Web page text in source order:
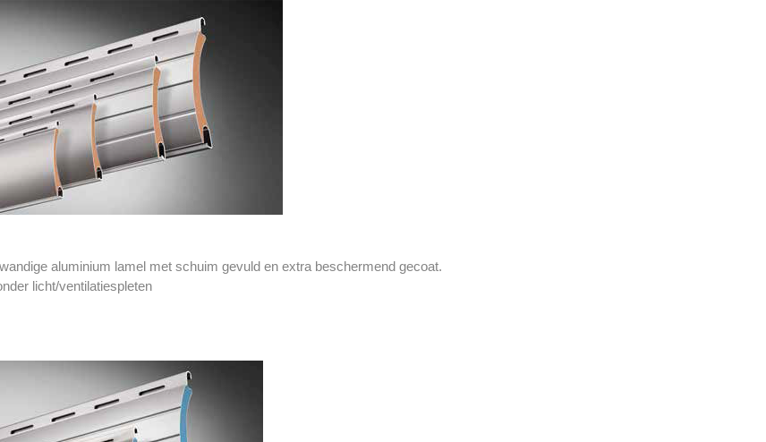
aluminium lamel met schuim gevuld en extra beschermend gecoat.
licht/ventilatiespleten